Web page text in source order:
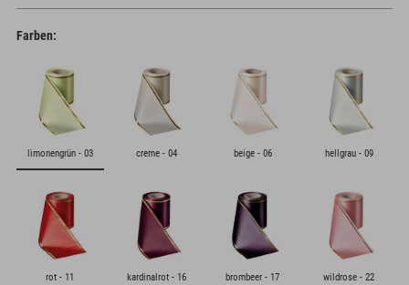
Farben:
limonengrün - 03 creme - 04 beige - 06 hellgrau - 09
rot - 11 kardinalrot - 16 brombeer - 17 wildrose - 22